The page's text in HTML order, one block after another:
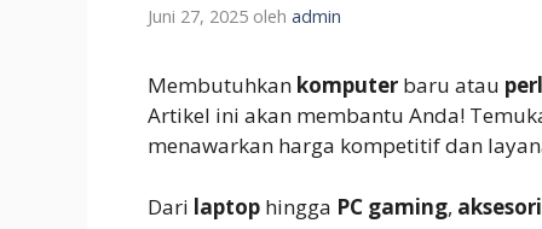
Juni 27, 2025 oleh admin
Membutuhkan komputer baru atau
Artikel ini akan membantu Anda!
menawarkan harga kompetitif dan
Dari laptop hingga PC gaming,